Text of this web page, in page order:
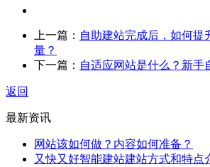
上一篇： 自助建站完成后，如何提
量？
下一篇： 自适应网站是什么？新手
返回
最新资讯
网站该如何做？内容如何准备？
又快又好智能建站建站方式和特点